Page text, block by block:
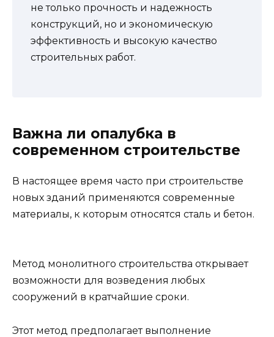
не только прочность и надежность
конструкций, но и экономическую
эффективность и высокую качество
строительных работ.
Важна ли опалубка в
современном строительстве
В настоящее время часто при строительстве
новых зданий применяются современные
материалы, к которым относятся сталь и бетон.
Метод монолитного строительства открывает
возможности для возведения любых
сооружений в кратчайшие сроки.
Этот метод предполагает выполнение